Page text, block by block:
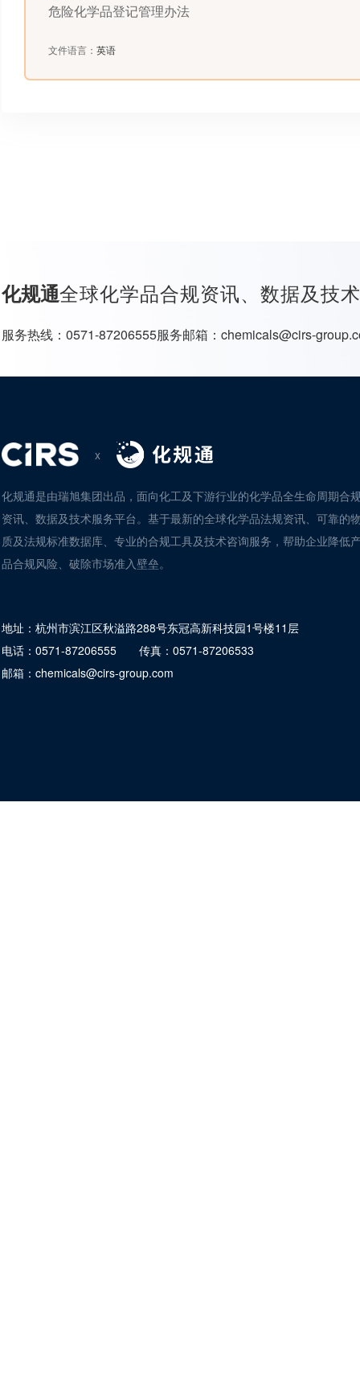
危险化学品登记管理办法
文件语言 ： 英语
化规通全球化学品合规资讯、数据及技
服务热线： 0571-87206555服务邮箱： chemicals@cirs-
x
化规通是由瑞旭集团出品，面向化工及下游行业的化学品全生命周期合
资讯、数据及技术服务平台。基于最新的全球化学品法规资讯、可靠的
质及法规标准数据库、专业的合规工具及技术咨询服务，帮助企业降低
品合规风险、破除市场准入壁垒。
地址： 杭州市滨江区秋溢路288号东冠高新科技园1号楼11层
电话： 0571-87206555 传真： 0571-87206533
邮箱： chemicals@cirs-group.com